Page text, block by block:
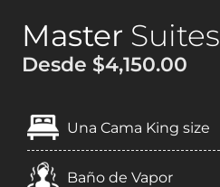
Master Suites
Desde $4,150.00
Una Cama King size
Baño de Vapor